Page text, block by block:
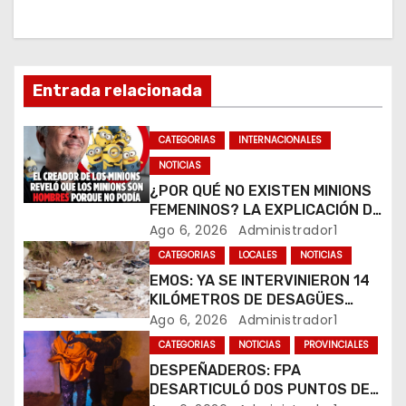
n
d
e
e
n
t
r
a
Entrada relacionada
CATEGORIAS
INTERNACIONALES
NOTICIAS
¿POR QUÉ NO EXISTEN MINIONS
FEMENINOS? LA EXPLICACIÓN DE
SU CREADOR QUE VOLVIÓ A
VIRALIZARSE
Ago 6, 2026 Administrador1
CATEGORIAS LOCALES NOTICIAS
EMOS: YA SE INTERVINIERON 14
KILÓMETROS DE DESAGÜES
PLUVIALES
Ago 6, 2026 Administrador1
CATEGORIAS NOTICIAS PROVINCIALES
DESPEÑADEROS: FPA
DESARTICULÓ DOS PUNTOS DE